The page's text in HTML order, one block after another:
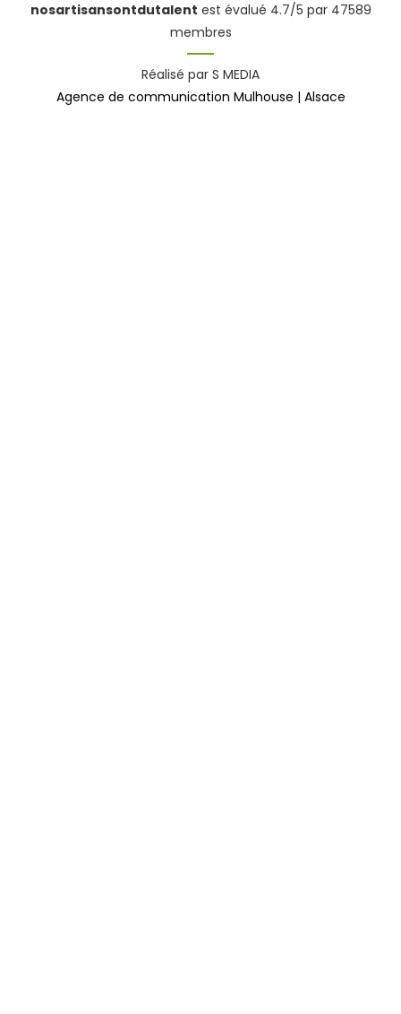
nosartisansontdutalent est évalué 4.7/5 par 47589
membres
Réalisé par S MEDIA
Agence de communication Mulhouse | Alsace